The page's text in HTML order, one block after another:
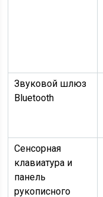
Звуковой шлюз
Bluetooth
Сенсорная
клавиатура и
панель
рукописного